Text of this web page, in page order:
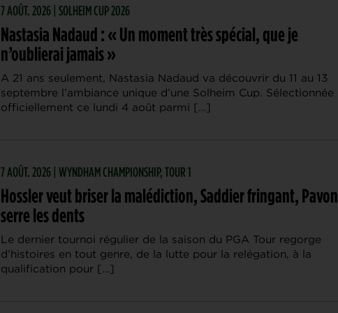
7 AOÛT. 2026 | SOLHEIM CUP 2026
Nastasia Nadaud : « Un moment très spécial, que je
n’oublierai jamais »
A 21 ans seulement, Nastasia Nadaud va découvrir du 11 au 13
septembre l’ambiance unique d’une Solheim Cup. Sélectionnée
officiellement ce lundi 4 août parmi […]
7 AOÛT. 2026 | WYNDHAM CHAMPIONSHIP, TOUR 1
Hossler veut briser la malédiction, Saddier fringant, Pavon
serre les dents
Le dernier tournoi régulier de la saison du PGA Tour regorge
d’histoires en tout genre, de la lutte pour la relégation, à la
qualification pour […]